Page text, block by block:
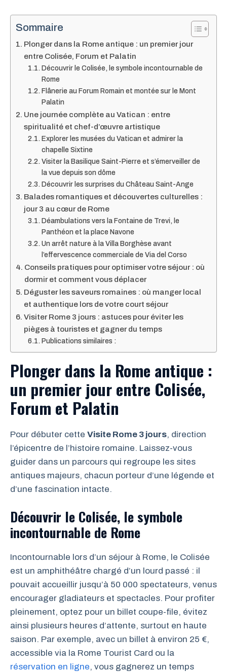
Sommaire
Plonger dans la Rome antique : un premier jour
entre Colisée, Forum et Palatin
Découvrir le Colisée, le symbole incontournable de
Rome
Flânerie au Forum Romain et montée sur le Mont
Palatin
Une journée complète au Vatican : entre
spiritualité et chef-d’œuvre artistique
Explorer les musées du Vatican et admirer la
chapelle Sixtine
Visiter la Basilique Saint-Pierre et s’émerveiller de
la vue depuis son dôme
Découvrir les surprises du Château Saint-Ange
Balades romantiques et découvertes culturelles :
jour 3 au cœur de Rome
Déambulations vers la Fontaine de Trevi, le
Panthéon et la place Navone
Un arrêt nature à la Villa Borghèse avant
l’effervescence commerciale de Via del Corso
Conseils pratiques pour optimiser votre séjour : où
dormir et comment vous déplacer
Déguster les saveurs romaines : où manger local
et authentique lors de votre court séjour
Visiter Rome 3 jours : astuces pour éviter les
pièges à touristes et gagner du temps
Publications similaires :
Plonger dans la Rome antique :
un premier jour entre Colisée,
Forum et Palatin
Pour débuter cette Visite Rome 3 jours, direction
l’épicentre de l’histoire romaine. Laissez-vous
guider dans un parcours qui regroupe les sites
antiques majeurs, chacun porteur d’une légende et
d’une fascination intacte.
Découvrir le Colisée, le symbole
incontournable de Rome
Incontournable lors d’un séjour à Rome, le Colisée
est un amphithéâtre chargé d’un lourd passé : il
pouvait accueillir jusqu’à 50 000 spectateurs, venus
encourager gladiateurs et spectacles. Pour profiter
pleinement, optez pour un billet coupe-file, évitez
ainsi plusieurs heures d’attente, surtout en haute
saison. Par exemple, avec un billet à environ 25 €,
accessible via la Rome Tourist Card ou la
réservation en ligne, vous gagnerez un temps